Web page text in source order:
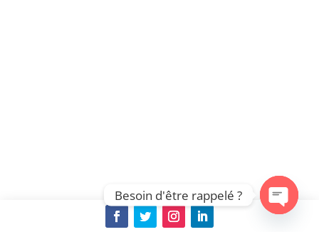
Besoin d'être rappelé ?